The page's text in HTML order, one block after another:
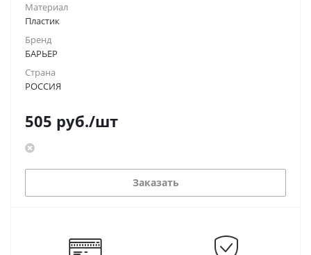
Материал
Пластик
Бренд
БАРЬЕР
Страна
РОССИЯ
505 руб./шт
Заказать